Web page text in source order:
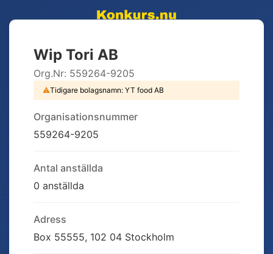
Wip Tori AB
Org.Nr: 559264-9205
⚠Tidigare bolagsnamn: YT food AB
Organisationsnummer
559264-9205
Antal anställda
0 anställda
Adress
Box 55555, 102 04 Stockholm